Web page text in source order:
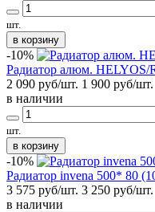
шт.
в корзину
-10%
Радиатор алюм. HELYOS/
2 090 руб/шт. 1 900 руб/шт.
в наличии
шт.
в корзину
-10%
Радиатор invena 500* 80
3 575 руб/шт. 3 250 руб/шт.
в наличии